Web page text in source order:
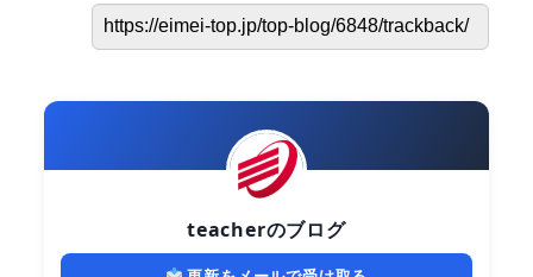
teacherのブログ